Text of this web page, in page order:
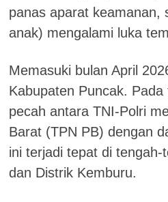
panas aparat keamanan,
anak) mengalami luka
Memasuki bulan April
Kabupaten Puncak.
pecah antara TNI-Polri
Barat (TPN PB) dengan
ini terjadi tepat di
dan Distrik Kemburu.